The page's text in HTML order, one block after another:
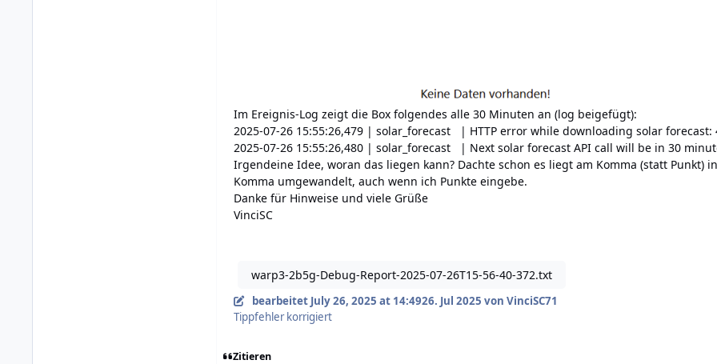
Im Ereignis-Log zeigt die Box folgendes alle 30 Minuten an (log beigefügt):
2025-07-26 15:55:26,479 | solar_forecast | HTTP error while downloading solar forecast:
2025-07-26 15:55:26,480 | solar_forecast | Next solar forecast API call will be in 30
Irgendeine Idee, woran das liegen kann? Dachte schon es liegt am Komma (statt
Komma umgewandelt, auch wenn ich Punkte eingebe.
Danke für Hinweise und viele Grüße
VinciSC
warp3-2b5g-Debug-Report-2025-07-26T15-56-40-372.txt
bearbeitet July 26, 2025 at 14:4926. Jul 2025 von VinciSC71
Tippfehler korrigiert
Zitieren